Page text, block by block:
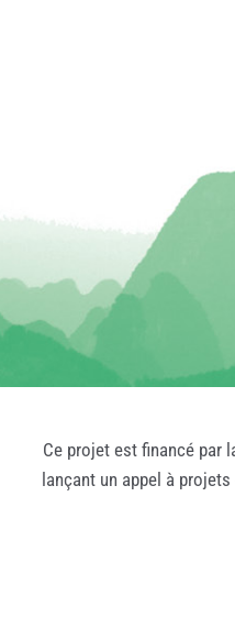
Ce projet est financé par
lançant un appel à